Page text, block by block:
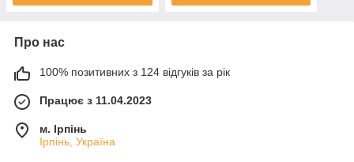
Про нас
100% позитивних з 124 відгуків за рік
Працює з 11.04.2023
м. Ірпінь
Ірпінь, Україна